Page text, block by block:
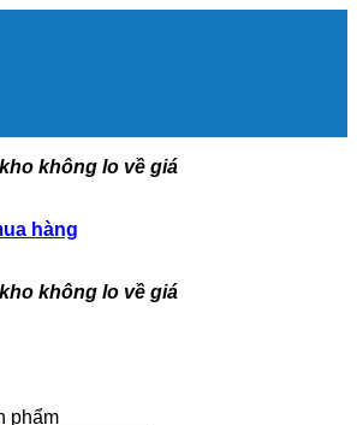
không lo về giá
hàng
không lo về giá